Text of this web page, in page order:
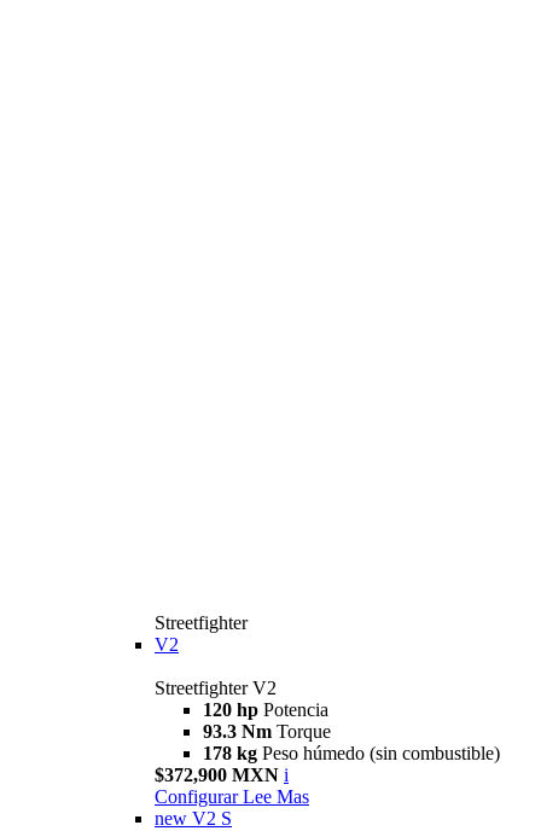
Streetfighter
V2
Streetfighter V2
120 hp Potencia
93.3 Nm Torque
178 kg Peso húmedo (sin combustible)
$372,900 MXN i
Configurar Lee Mas
new V2 S